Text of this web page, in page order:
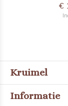
€
Kruimel
Informatie